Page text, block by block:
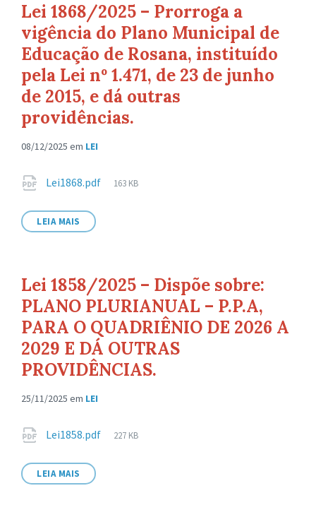
Lei 1868/2025 – Prorroga a
vigência do Plano Municipal de
Educação de Rosana, instituído
pela Lei nº 1.471, de 23 de junho
de 2015, e dá outras
providências.
08/12/2025 em LEI
Anexos
Lei1868.pdf
Tamanho
163 KB
LEIA MAIS
Lei 1858/2025 – Dispõe sobre:
PLANO PLURIANUAL – P.P.A,
PARA O QUADRIÊNIO DE 2026 A
2029 E DÁ OUTRAS
PROVIDÊNCIAS.
25/11/2025 em LEI
Anexos
Lei1858.pdf
Tamanho
227 KB
LEIA MAIS